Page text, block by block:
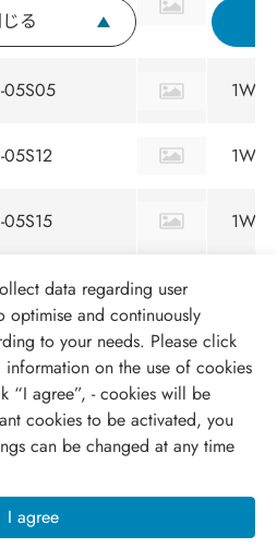
る
05S05 1W
1W
1W
05S24
05D12 1W
05D15 1W
data regarding user
optimise and continuously
to your needs. Please click
on the use of cookies
“I agree”, - cookies will be
cookies to be activated, you
can be changed at any time
I agree